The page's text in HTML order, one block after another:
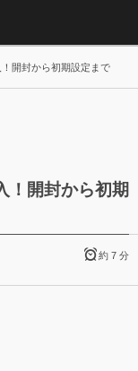
開封から初期設定まで
！開封から初期
約 7 分